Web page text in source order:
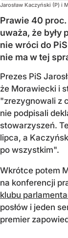
Jarosław Kaczyński (P) i
Prawie 40
uważa, że były
nie wróci do
nie ma w tej
Prezes PiS
że Morawiecki i
"zrezygnowali z
nie podpisali
stowarzyszeń.
lipca, a
po wszystkim".
Wkrótce potem
na konferencji
klubu
posłów i jeden
premier